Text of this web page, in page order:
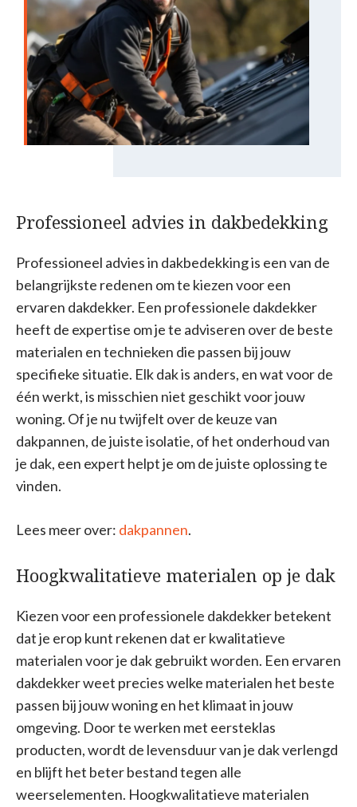
Professioneel advies in dakbedekking
Professioneel advies in dakbedekking is een van de
belangrijkste redenen om te kiezen voor een
ervaren dakdekker. Een professionele dakdekker
heeft de expertise om je te adviseren over de beste
materialen en technieken die passen bij jouw
specifieke situatie. Elk dak is anders, en wat voor de
één werkt, is misschien niet geschikt voor jouw
woning. Of je nu twijfelt over de keuze van
dakpannen, de juiste isolatie, of het onderhoud van
je dak, een expert helpt je om de juiste oplossing te
vinden.
Lees meer over: dakpannen.
Hoogkwalitatieve materialen op je dak
Kiezen voor een professionele dakdekker betekent
dat je erop kunt rekenen dat er kwalitatieve
materialen voor je dak gebruikt worden. Een ervaren
dakdekker weet precies welke materialen het beste
passen bij jouw woning en het klimaat in jouw
omgeving. Door te werken met eersteklas
producten, wordt de levensduur van je dak verlengd
en blijft het beter bestand tegen alle
weerselementen. Hoogkwalitatieve materialen